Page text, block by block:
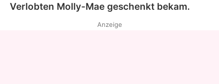
Verlobten Molly-Mae geschenkt bekam.
Anzeige